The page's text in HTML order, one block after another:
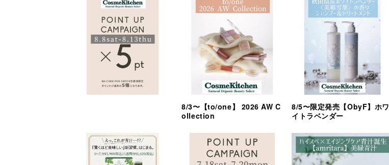
8/3〜【to/one】 2026 AW C
ollection
8/5〜限定発売【ObyF】ホワ
イトラベンダー